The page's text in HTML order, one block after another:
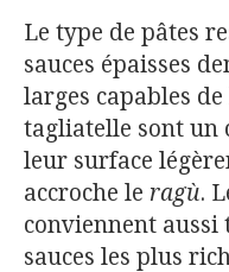
Le type de pâtes
sauces épaisses
larges capables
tagliatelle sont un
leur surface
accroche le ragù.
conviennent aussi
sauces les plus